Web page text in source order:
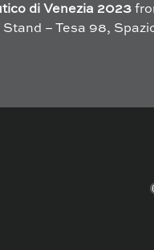
di Venezia 2023
– Tesa 98,